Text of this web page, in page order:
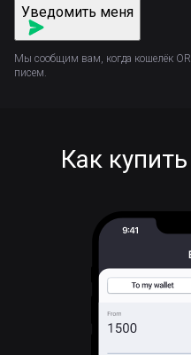
Уведомить меня
Мы сообщим вам, когда кошелёк
писем.
Как